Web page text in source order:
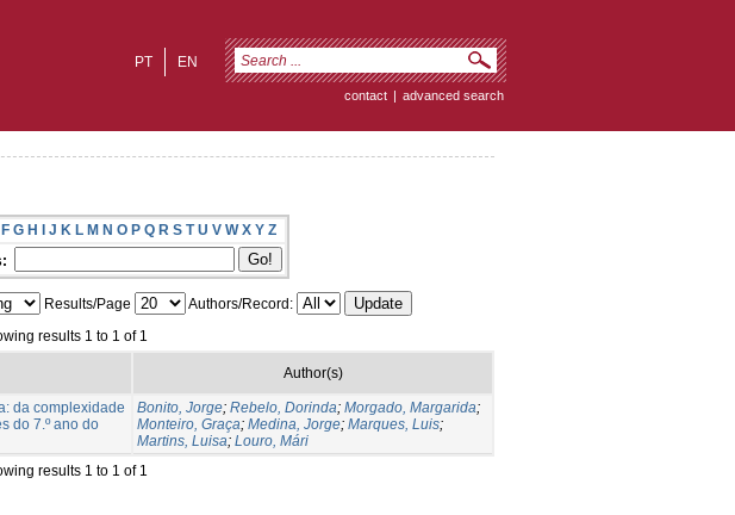
EN
PT
contact | advanced search
F G H I J K L M N O P Q R S T U V W X Y Z
Results/Page
Authors/Record:
results 1 to 1 of 1
Author(s)
da complexidade
do 7.º ano do
Bonito, Jorge; Rebelo, Dorinda; Morgado, Margarida;
Monteiro, Graça; Medina, Jorge; Marques, Luis;
Martins, Luisa; Louro, Mári
results 1 to 1 of 1